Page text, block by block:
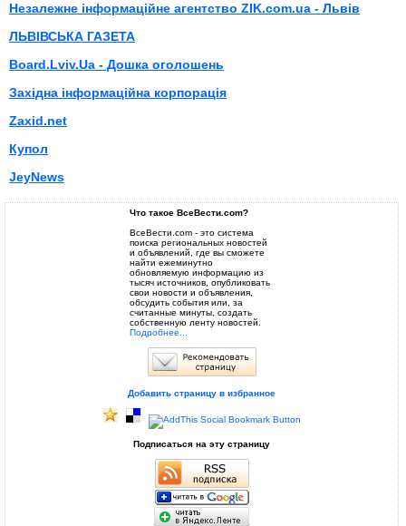
Незалежне інформаційне агентство ZIK.com.ua - Львів
ЛЬВІВСЬКА ГАЗЕТА
Board.Lviv.Ua - Дошка оголошень
Західна інформаційна корпорація
Zaxid.net
Купол
JeyNews
Что такое ВсеВести.com?
ВсеВести.com - это система
поиска региональных новостей
и объявлений, где вы сможете
найти ежеминутно
обновляемую информацию из
тысяч источников, опубликовать
свои новости и объявления,
обсудить события или, за
считанные минуты, создать
собственную ленту новостей.
Подробнее...
Добавить страницу в избранное
Подписаться на эту страницу